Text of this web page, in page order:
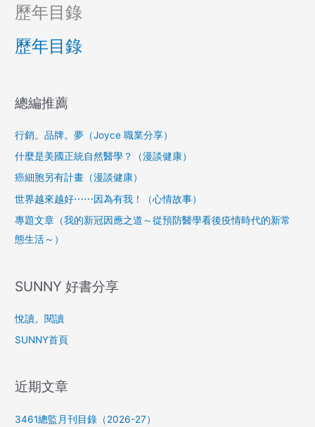
歷年目錄
歷年目錄
總編推薦
行銷。品牌。夢（Joyce 職業分享）
什麼是美國正統自然醫學？（漫談健康）
癌細胞另有計畫（漫談健康）
世界越來越好⋯⋯因為有我！（心情故事）
專題文章（我的新冠因應之道～從預防醫學看後疫情時代的新常
態生活～）
SUNNY 好書分享
悅讀。閱讀
SUNNY首頁
近期文章
3461總監月刊目錄（2026-27）